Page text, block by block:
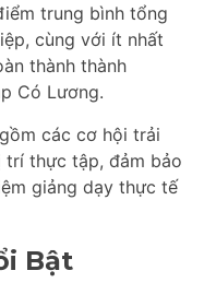
trung bình tổng
cùng với ít nhất
thành thành
Có Lương.
các cơ hội trải
trí thực tập, đảm bảo
giảng dạy thực tế
Bật